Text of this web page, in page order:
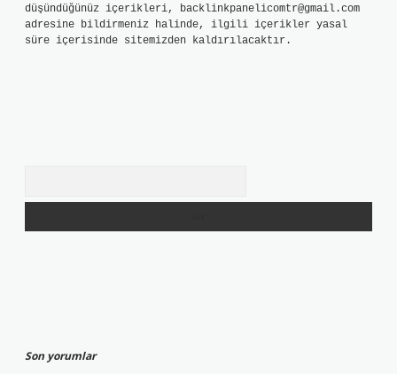
düşündüğünüz içerikleri, backlinkpanelicomtr@gmail.com
adresine bildirmeniz halinde, ilgili içerikler yasal
süre içerisinde sitemizden kaldırılacaktır.
Son yorumlar